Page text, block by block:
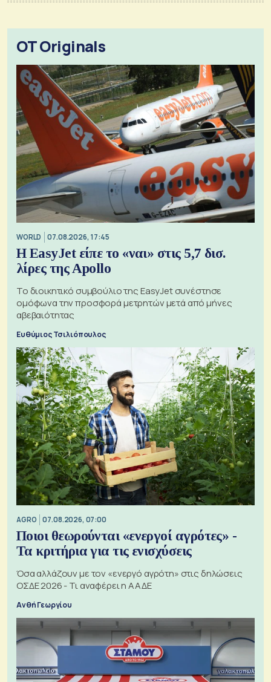
OT Originals
WORLD 07.08.2026, 17:45
Η EasyJet είπε το «ναι» στις 5,7 δισ.
λίρες της Apollo
Το διοικητικό συμβούλιο της EasyJet συνέστησε
ομόφωνα την προσφορά μετρητών μετά από μήνες
αβεβαιότητας
Ευθύμιος Τσιλιόπουλος
AGRO 07.08.2026, 07:00
Ποιοι θεωρούνται «ενεργοί αγρότες» -
Τα κριτήρια για τις ενισχύσεις
Όσα αλλάζουν με τον «ενεργό αγρότη» στις δηλώσεις
ΟΣΔΕ 2026 - Τι αναφέρει η ΑΑΔΕ
Ανθή Γεωργίου